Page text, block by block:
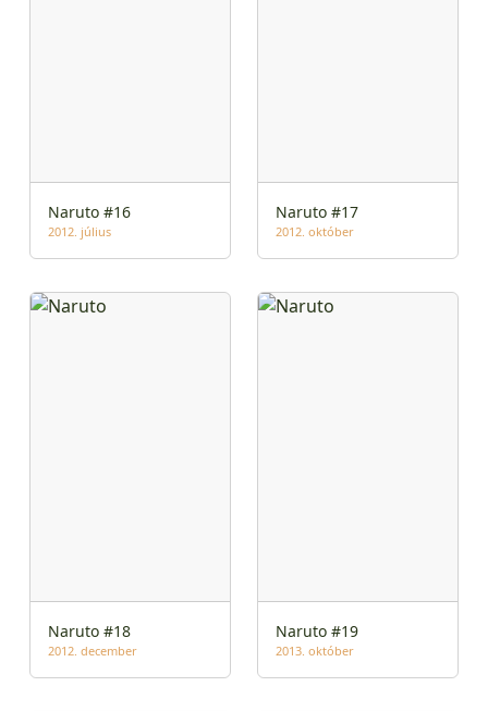
Naruto #16
2012. július
Naruto #17
2012. október
Naruto #18
2012. december
Naruto #19
2013. október